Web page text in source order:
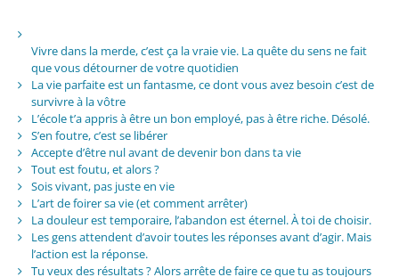
Vivre dans la merde, c’est ça la vraie vie. La quête du sens ne fait
que vous détourner de votre quotidien
La vie parfaite est un fantasme, ce dont vous avez besoin c’est de
survivre à la vôtre
L’école t’a appris à être un bon employé, pas à être riche. Désolé.
S’en foutre, c’est se libérer
Accepte d’être nul avant de devenir bon dans ta vie
Tout est foutu, et alors ?
Sois vivant, pas juste en vie
L’art de foirer sa vie (et comment arrêter)
La douleur est temporaire, l’abandon est éternel. À toi de choisir.
Les gens attendent d’avoir toutes les réponses avant d’agir. Mais
l’action est la réponse.
Tu veux des résultats ? Alors arrête de faire ce que tu as toujours